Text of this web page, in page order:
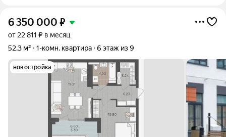
6 350 000 ₽
от 22 811 ₽ в месяц
52,3 м²
1-комн. квартира 6 этаж из 9
новостройка